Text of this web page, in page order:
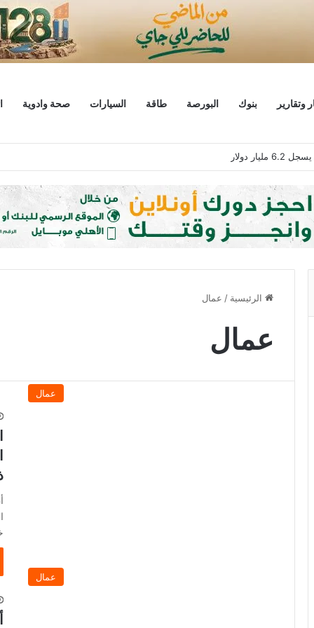
وتقارير بنوك البورصة طاقة السيارات صحة وادوية
دولار
الرئيسية / عمال
عمال
عمال
عمال